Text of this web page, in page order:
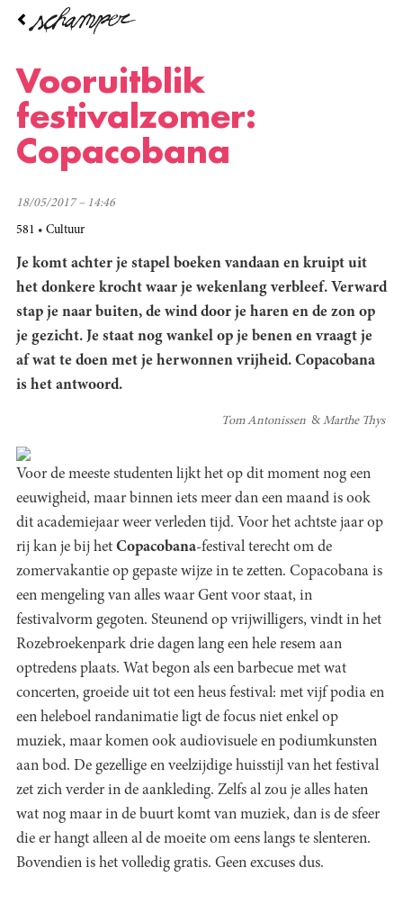
Overslaan
inhoud
gaan
Vooruitblik
festivalzomer:
Copacobana
18/05/2017 – 14:46
581 Cultuur
Je komt achter je stapel boeken vandaan en kruipt uit
het donkere krocht waar je wekenlang verbleef. Verward
stap je naar buiten, de wind door je haren en de zon op
je gezicht. Je staat nog wankel op je benen en vraagt je
af wat te doen met je herwonnen vrijheid. Copacobana
is het antwoord.
Tom Antonissen Marthe Thys
Voor de meeste studenten lijkt het op dit moment nog een
eeuwigheid, maar binnen iets meer dan een maand is ook
dit academiejaar weer verleden tijd. Voor het achtste jaar op
rij kan je bij het Copacobana-festival terecht om de
zomervakantie op gepaste wijze in te zetten. Copacobana is
een mengeling van alles waar Gent voor staat, in
festivalvorm gegoten. Steunend op vrijwilligers, vindt in het
Rozebroekenpark drie dagen lang een hele resem aan
optredens plaats. Wat begon als een barbecue met wat
concerten, groeide uit tot een heus festival: met vijf podia en
een heleboel randanimatie ligt de focus niet enkel op
muziek, maar komen ook audiovisuele en podiumkunsten
aan bod. De gezellige en veelzijdige huisstijl van het festival
zet zich verder in de aankleding. Zelfs al zou je alles haten
wat nog maar in de buurt komt van muziek, dan is de sfeer
die er hangt alleen al de moeite om eens langs te slenteren.
Bovendien is het volledig gratis. Geen excuses dus.